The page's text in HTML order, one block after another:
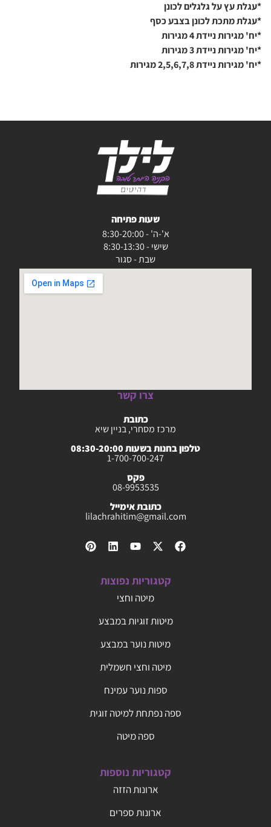
*עגלת עץ על גלגלים לכונן
*עגלת מתכת לכונן בצבע כסף
*יח' מגירות ניידת 4 מגירות
*יח' מגירות ניידת 3 מגירות
*יח' מגירות ניידת 2,5,6,7,8 מגירות
שעות פתיחה
א'-ה' - 8:30-20:00
שישי - 8:30-13:30
שבת - סגור
צרו קשר
כתובת
מרכז מסחרי, בניין שיא
טלפון בחנות בשעות 08:30-20:00
1-700-700-247
פקס
08-9953535
כתובת אימייל
lilachrahitim@gmail.com
קטגוריות נפוצות
מיטה וחצי
מיטות זוגיות במבצע
מיטות נוער במבצע
מיטה וחצי חשמלית
ספות נוער עמינח
ספה נפתחת למיטה זוגית
ספה מיטה
קטגוריות נוספות
ארונות הזזה
ארונות ספרים